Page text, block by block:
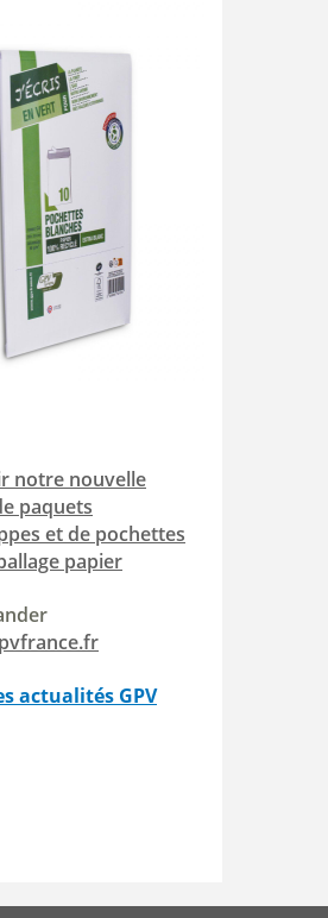
notre nouvelle
paquets
et de pochettes
papier
actualités GPV